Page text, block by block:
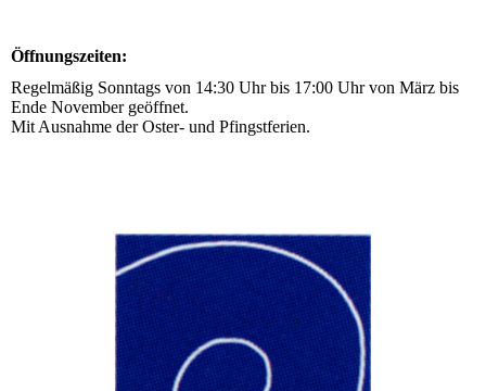
Öffnungszeiten:
Regelmäßig Sonntags von 14:30 Uhr bis 17:00 Uhr von März bis
Ende November geöffnet.
Mit Ausnahme der Oster- und Pfingstferien.